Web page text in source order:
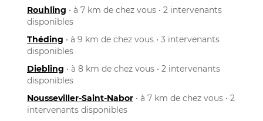
Rouhling • à 7 km de chez vous • 2 intervenants
disponibles
Théding • à 9 km de chez vous • 3 intervenants
disponibles
Diebling • à 8 km de chez vous • 2 intervenants
disponibles
Nousseviller-Saint-Nabor • à 7 km de chez vous • 2
intervenants disponibles